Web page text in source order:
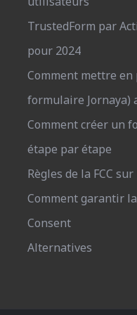
TrustedForm par
pour 2024
Comment mettre en
formulaire Jornaya)
Comment créer un
étape par étape
Règles de la FCC
Comment garantir
Consent
Alternatives